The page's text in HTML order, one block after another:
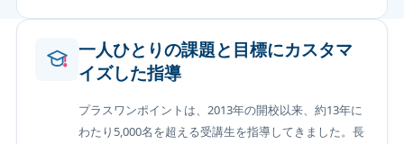
一人ひとりの課題と目標にカスタマ
イズした指導
プラスワンポイントは、2013年の開校以来、約13年に
わたり5,000名を超える受講生を指導してきました。長